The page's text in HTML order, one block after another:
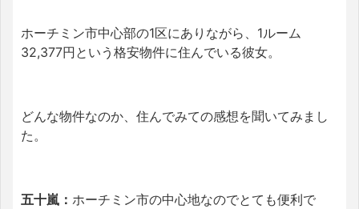
ホーチミン市中心部の1区にありながら、1ルーム
32,377円という格安物件に住んでいる彼女。
どんな物件なのか、住んでみての感想を聞いてみまし
た。
五十嵐： ホーチミン市の中心地なのでとても便利で